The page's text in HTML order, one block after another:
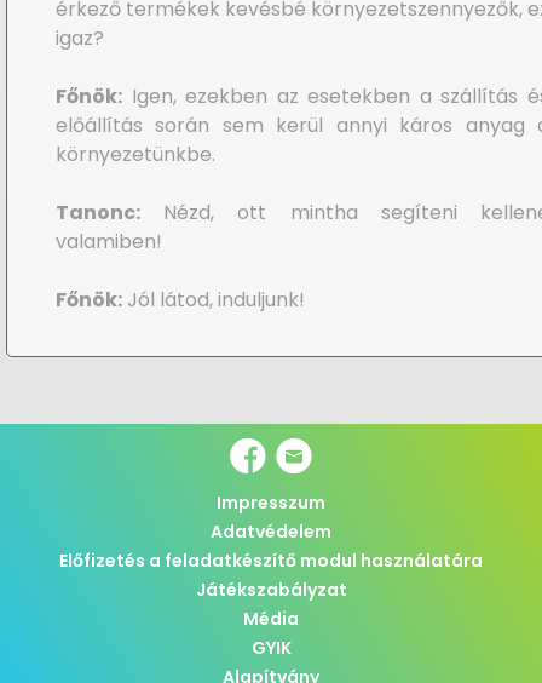
érkező termékek kevésbé környezetszennyezők,
igaz?
Főnök: Igen, ezekben az esetekben a szállítás
előállítás során sem kerül annyi káros anyag
környezetünkbe.
Tanonc: Nézd, ott mintha segíteni
valamiben!
Főnök: Jól látod, induljunk!
Impresszum
Adatvédelem
Előfizetés a feladatkészítő modul használatára
Játékszabályzat
Média
GYIK
Alapítvány